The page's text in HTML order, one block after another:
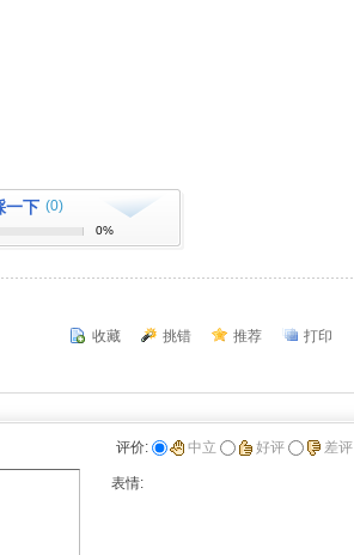
一下 (0)
0%
收藏 挑错 推荐 打印
评价: 中立 好评 差评
表情: